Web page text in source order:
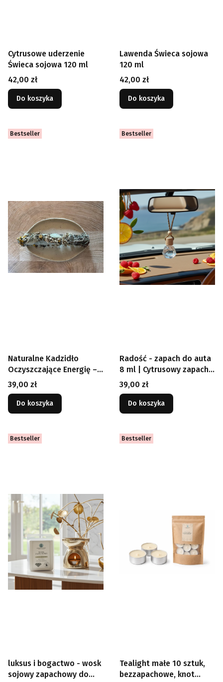
Cytrusowe uderzenie
Świeca sojowa 120 ml
Cena
42,00 zł
Do koszyka
Lawenda Świeca sojowa
120 ml
Cena
42,00 zł
Do koszyka
Bestseller
Naturalne Kadzidło
Oczyszczające Energię –
Siła polskich ziół w
harmonii z naturą
Cena
39,00 zł
Do koszyka
Bestseller
Radość - zapach do auta
8 ml | Cytrusowy zapach
samochodowy
Cena
39,00 zł
Do koszyka
Bestseller
luksus i bogactwo - wosk
sojowy zapachowy do
Bestseller
Tealight małe 10 sztuk,
bezzapachowe, knot